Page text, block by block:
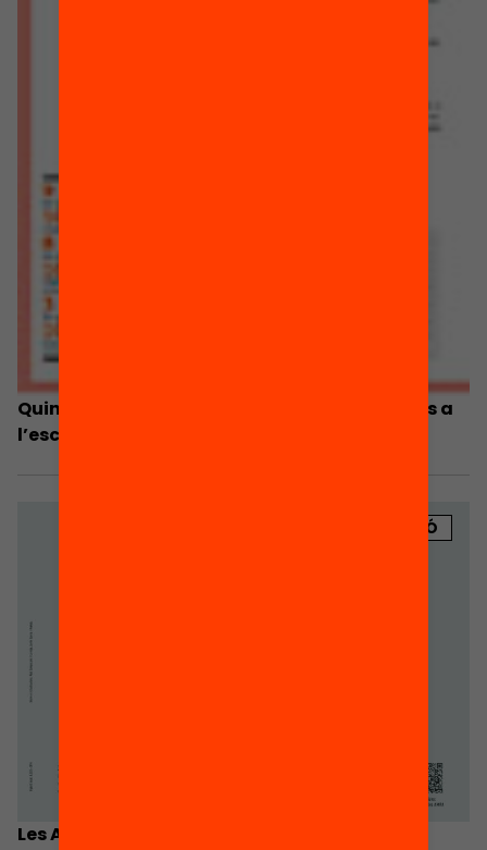
Quin és el grau de participació de les famílies a
l’escola?
PUBLICACIÓ
Les AMPA fan xarxa